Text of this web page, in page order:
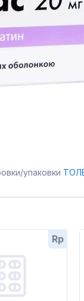
упаковки
Rp